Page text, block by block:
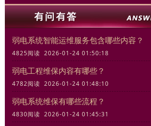
弱电系统智能运维服务包含哪些内容？
4825阅读 2026-01-24 01:50:18
弱电工程维保内容有哪些？
4782阅读 2026-01-24 01:48:10
弱电系统维保有哪些流程？
4830阅读 2026-01-24 01:45:31